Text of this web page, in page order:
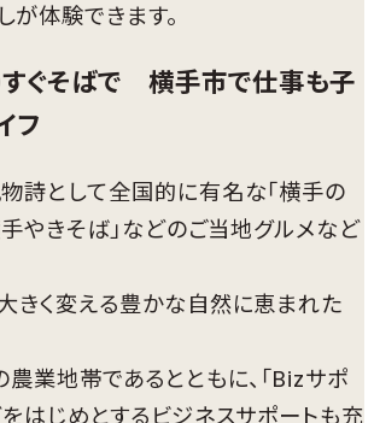
が体験できます。
ぐそばで 横手市で仕事も子
フ
詩として全国的に有名な「横手の
手やきそば」などのご当地グルメなど
きく変える豊かな自然に恵まれた
農業地帯であるとともに、「Bizサポ
をはじめとするビジネスサポートも充